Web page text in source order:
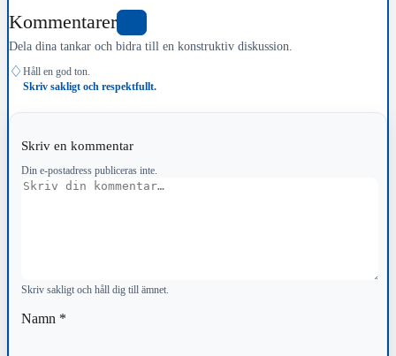
Kommentarer
Dela dina tankar och bidra till en konstruktiv diskussion.
♢ Håll en god ton.
Skriv sakligt och respektfullt.
Skriv en kommentar
Din e-postadress publiceras inte.
Kommentar
Skriv sakligt och håll dig till ämnet.
Namn *